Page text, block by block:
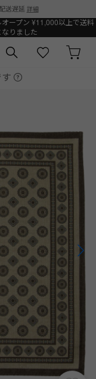
送遅延 詳細
ープン ¥11,000以上で送料
りました